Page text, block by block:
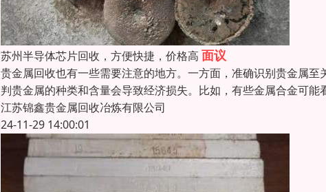
苏州半导体芯片回收，方便快捷，价格高 面议
贵金属回收也有一些需要注意的地方。一方面，准确识别贵金属
判贵金属的种类和含量会导致经济损失。比如，有些金属合金可
江苏锦鑫贵金属回收冶炼有限公司
24-11-29 14:00:01